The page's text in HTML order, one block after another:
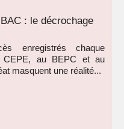
: le décrochage
enregistrés chaque
CEPE, au BEPC et au
masquent une réalité...